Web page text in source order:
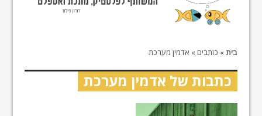
בית » כותבים» אדמין מערכת
כתבות של אדמין מערכת